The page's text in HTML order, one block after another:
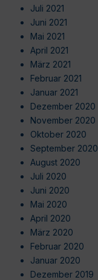
Juli 2021
Juni 2021
Mai 2021
April 2021
März 2021
Februar 2021
Januar 2021
Dezember 2020
November 2020
Oktober 2020
September 2020
August 2020
Juli 2020
Juni 2020
Mai 2020
April 2020
März 2020
Februar 2020
Januar 2020
Dezember 2019